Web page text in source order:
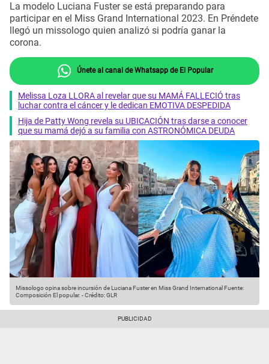
La modelo Luciana Fuster se está preparando para
participar en el Miss Grand International 2023. En Préndete
llegó un missologo quien analizó si podría ganar la
corona.
Únete al canal de Whatsapp de El Popular
Melissa Loza LLORA al revelar que su MAMÁ FALLECIÓ tras
luchar contra el cáncer y le dedican EMOTIVA DESPEDIDA
Hija de Patty Wong revela su UBICACIÓN tras darse a conocer
que su mamá dejó a su familia con ASTRONÓMICA DEUDA
Missologo opina sobre incursión de Luciana Fuster en Miss Grand International Fuente:
Composición El popular. -Crédito: GLR